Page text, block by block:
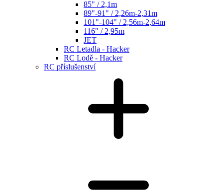
85" / 2,1m
89"-91" / 2,26m-2,31m
101"-104" / 2,56m-2,64m
116" / 2,95m
JET
RC Letadla - Hacker
RC Lodě - Hacker
RC příslušenství